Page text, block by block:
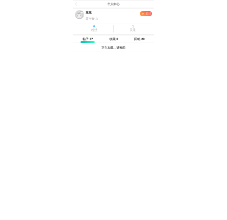
个人中心
掌掌
辽宁鞍山
关注
0
粉丝
1
关注
帖子37 收藏 0 回帖 29
正在加载，请稍后